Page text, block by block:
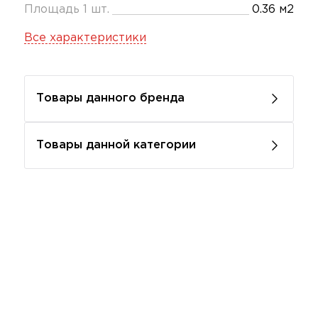
Площадь 1 шт. 0.36 м2
Все характеристики
Товары данного бренда
Товары данной категории